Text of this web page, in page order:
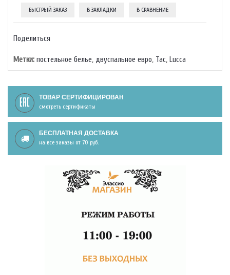
БЫСТРЫЙ ЗАКАЗ В ЗАКЛАДКИ В СРАВНЕНИЕ
Поделиться
Метки: постельное белье, двуспальное евро, Тас, Lucca
ТОВАР СЕРТИФИЦИРОВАН
смотреть сертификаты
БЕСПЛАТНАЯ ДОСТАВКА
на все заказы от 70 руб.